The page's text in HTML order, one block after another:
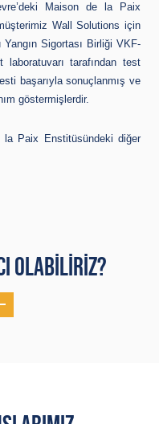
Maison de la Paix
Wall Solutions için
Sigortası Birliği VKF-
laboratuvarı tarafından test
başarıyla sonuçlanmış ve
göstermişlerdir.
la Paix Enstitüsündeki diğer
OLABILIRIZ?